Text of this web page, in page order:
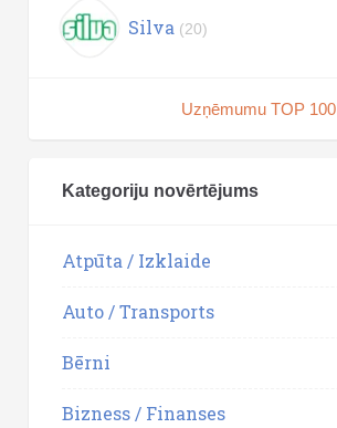
Silva (20)
Uzņēmumu TOP 100
Kategoriju novērtējums
Atpūta / Izklaide
Auto / Transports
Bērni
Bizness / Finanses